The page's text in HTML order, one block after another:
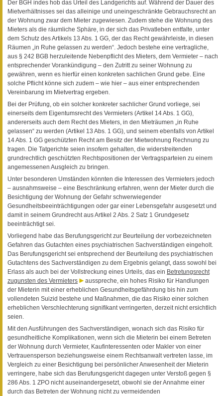
Der BGH indes hob das Urteil des Landgerichts auf. Während der Dauer des
Mietverhältnisses sei das alleinige und uneingeschränkte Gebrauchsrecht an
der Wohnung zwar dem Mieter zugewiesen. Zudem stehe die Wohnung des
Mieters als die räumliche Sphäre, in der sich das Privatleben entfalte, unter
dem Schutz des Artikels 13 Abs. 1 GG, der das Recht gewährleiste, in diesen
Räumen „in Ruhe gelassen zu werden“. Jedoch bestehe eine vertragliche,
aus § 242 BGB herzuleitende Nebenpflicht des Mieters, dem Vermieter – nach
entsprechender Vorankündigung – den Zutritt zu seiner Wohnung zu
gewähren, wenn es hierfür einen konkreten sachlichen Grund gebe. Eine
solche Pflicht könne sich zudem – wie hier – aus einer entsprechenden
Vereinbarung im Mietvertrag ergeben.
Bei der Prüfung, ob ein solcher konkreter sachlicher Grund vorliege, sei
einerseits dem Eigentumsrecht des Vermieters (Artikel 14 Abs. 1 GG),
andererseits auch dem Recht des Mieters, in den Mieträumen „in Ruhe
gelassen“ zu werden (Artikel 13 Abs. 1 GG), und seinem ebenfalls von Artikel
14 Abs. 1 GG geschützten Recht am Besitz der Mietwohnung Rechnung zu
tragen. Die Tatgerichte seien insofern gehalten, die widerstreitenden
grundrechtlich geschützten Rechtspositionen der Vertragsparteien zu einem
angemessenen Ausgleich zu bringen.
Unter besonderen Umständen könnten die Interessen des Vermieters jedoch
– ausnahmsweise – eine Beschränkung erfahren, wenn der Mieter durch die
Besichtigung der Wohnung der Gefahr schwerwiegender
Gesundheitsbeeinträchtigungen oder gar einer Lebensgefahr ausgesetzt und
damit in seinem Grundrecht aus Artikel 2 Abs. 2 Satz 1 Grundgesetz
beeinträchtigt sei.
Vorliegend habe das Berufungsgericht zur Beurteilung der vorbezeichneten
Gefahren das Gutachten eines psychiatrischen Sachverständigen eingeholt.
Das Berufungsgericht sei entsprechend der Beurteilung des psychiatrischen
Gutachtens des Sachverständigen zu dem Ergebnis gelangt, dass sowohl bei
Erlass als auch bei der Vollstreckung eines Urteils, das ein Betretungsrecht
zugunsten des Vermieters
ausspreche, ein hohes Risiko für Handlungen
der Mieterin mit einer erheblichen Gesundheitsgefährdung bis hin zum
vollendeten Suizid bestehe und Maßnahmen, die das Risiko einer solchen
erheblichen Verschlechterung signifikant verringerten, derzeit nicht ersichtlich
seien.
Mit den Ausführungen des Sachverständigen, wonach sich das Risiko für
gesundheitliche Komplikationen, wenn sich die Mieterin bei einem Betreten
der Wohnung durch Vermieter, Kaufinteressenten oder Makler von einer
Vertrauensperson beziehungsweise einem Rechtsanwalt vertreten lasse, im
Vergleich zu einer Besichtigung bei persönlicher Anwesenheit der Mieterin
verringere, habe sich das Berufungsgericht dagegen unter Verstoß gegen §
286 Abs. 1 ZPO nicht auseinandergesetzt, obwohl sie der Annahme einer
durch das Betreten der Wohnung nicht zu vermeidenden